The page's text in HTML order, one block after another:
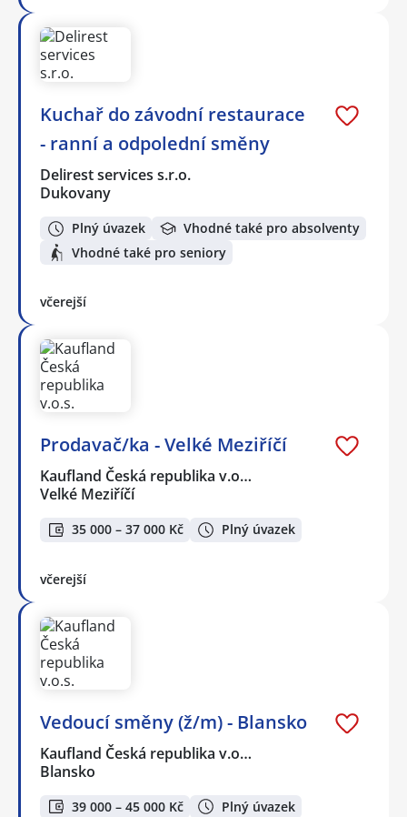
Kuchař do závodní restaurace
- ranní a odpolední směny
Delirest services s.r.o.
Dukovany
Plný úvazek
Vhodné také pro absolventy
Vhodné také pro seniory
včerejší
Prodavač/ka - Velké Meziříčí
Kaufland Česká republika v.o…
Velké Meziříčí
35 000 – 37 000 Kč Plný úvazek
včerejší
Vedoucí směny (ž/m) - Blansko
Kaufland Česká republika v.o…
Blansko
39 000 – 45 000 Kč Plný úvazek